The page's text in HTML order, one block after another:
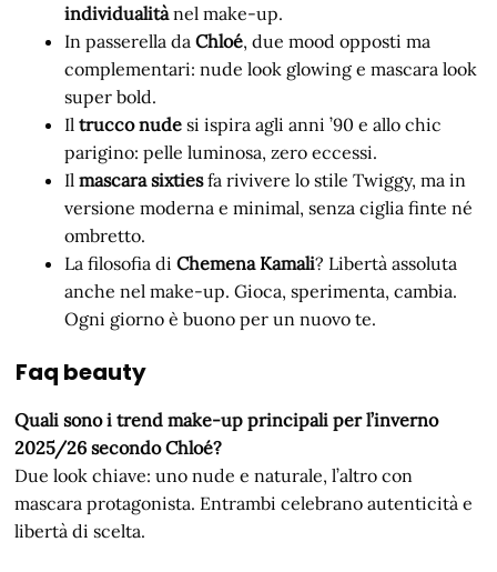
individualitànel make-up.
In passerella da Chloé, due mood opposti ma
complementari: nude look glowing e mascara look
super bold.
Il trucco nude si ispira agli anni ’90 e allo chic
parigino: pelle luminosa, zero eccessi.
Il mascara sixtiesfa rivivere lo stile Twiggy, ma in
versione moderna e minimal, senza ciglia finte né
ombretto.
La filosofia di Chemena Kamali? Libertà assoluta
anche nel make-up. Gioca, sperimenta, cambia.
Ogni giorno è buono per un nuovo te.
Faq beauty
Quali sono i trend make-up principali per l’inverno
2025/26 secondo Chloé?
Due look chiave: uno nude e naturale, l’altro con
mascara protagonista. Entrambi celebrano autenticità e
libertà di scelta.